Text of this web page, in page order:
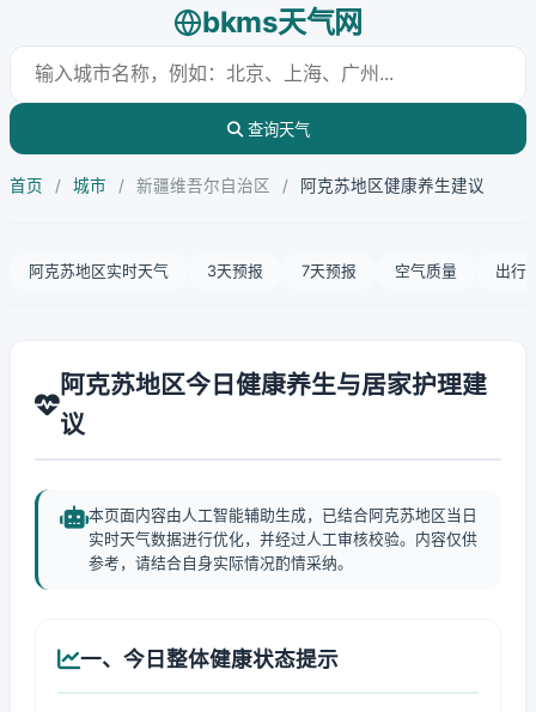
bkms天气网
查询天气
首页 / 城市 / 新疆维吾尔自治区 / 阿克苏地区健康养生建议
阿克苏地区实时天气 3天预报 7天预报 空气质量 出行
阿克苏地区今日健康养生与居家护理建
议
本页面内容由人工智能辅助生成，已结合阿克苏地区当日
实时天气数据进行优化，并经过人工审核校验。内容仅供
参考，请结合自身实际情况酌情采纳。
一、今日整体健康状态提示